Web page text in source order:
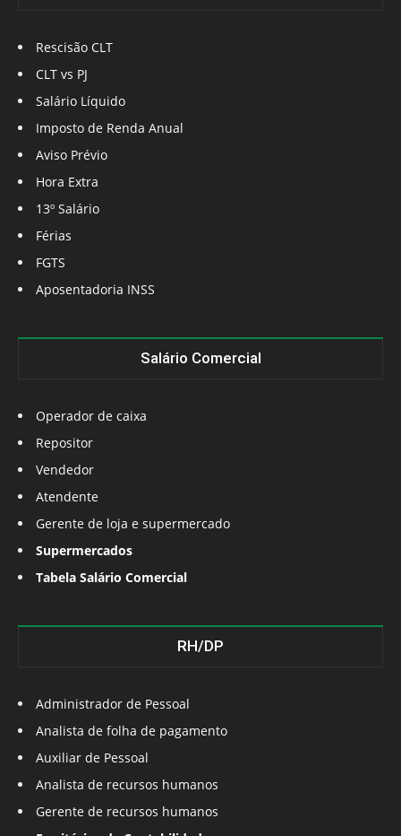
Rescisão CLT
CLT vs PJ
Salário Líquido
Imposto de Renda Anual
Aviso Prévio
Hora Extra
13º Salário
Férias
FGTS
Aposentadoria INSS
Salário Comercial
Operador de caixa
Repositor
Vendedor
Atendente
Gerente de loja e supermercado
Supermercados
Tabela Salário Comercial
RH/DP
Administrador de Pessoal
Analista de folha de pagamento
Auxiliar de Pessoal
Analista de recursos humanos
Gerente de recursos humanos